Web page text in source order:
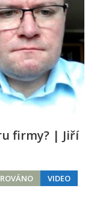
firmy? | Jiří
VIDEO